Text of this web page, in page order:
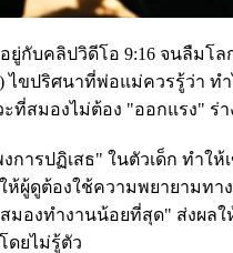
กับคลิปวิดีโอ 9:16 จนลืมโล
ไขปริศนาที่พ่อแม่ควรรู้ว่
าวะที่สมองไม่ต้อง "ออกแรง
ารปฏิเสธ" ในตัวเด็ก ทำใ
ผู้ดูต้องใช้ความพยายามท
องทำงานน้อยที่สุด" ส่งผลให้
ดยไม่รู้ตัว